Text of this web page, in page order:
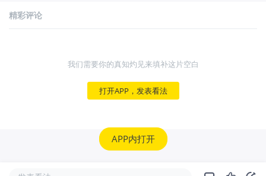
精彩评论
我们需要你的真知灼见来填补这片空白
打开APP，发表看法
APP内打开